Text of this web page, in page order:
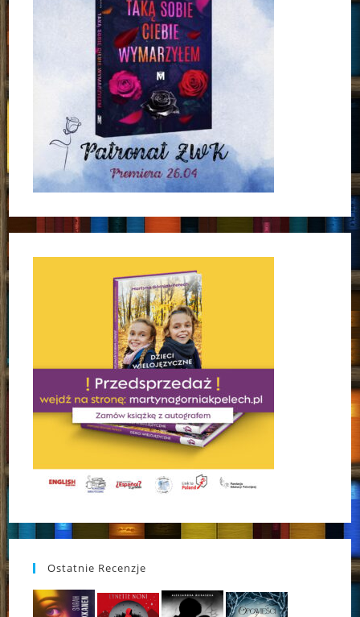
Ostatnie Recenzje